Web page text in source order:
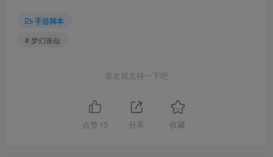
手游脚本
# 梦幻诛仙
喜欢就支持一下吧
点赞 13 分享 收藏